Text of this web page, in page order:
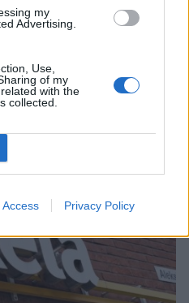
my
Advertising.
Use,
of my
with the
collected.
Access Privacy Policy
osan lentää
–
rajoitus